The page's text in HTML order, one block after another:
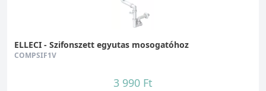
ELLECI - Szifonszett egyutas mosogatóhoz
COMPSIF1V
3 990 Ft